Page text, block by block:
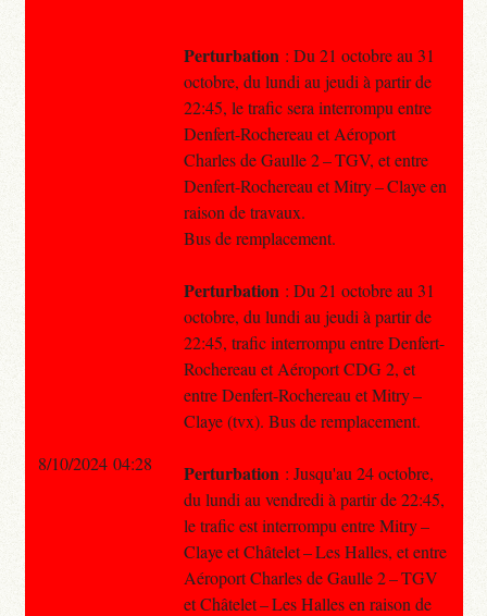
Perturbation : Du 21 octobre au 31
octobre, du lundi au jeudi à partir de
22:45, le trafic sera interrompu entre
Denfert-Rochereau et Aéroport
Charles de Gaulle 2 – TGV, et entre
Denfert-Rochereau et Mitry – Claye en
raison de travaux.
Bus de remplacement.
Perturbation : Du 21 octobre au 31
octobre, du lundi au jeudi à partir de
22:45, trafic interrompu entre Denfert-
Rochereau et Aéroport CDG 2, et
entre Denfert-Rochereau et Mitry –
Claye (tvx). Bus de remplacement.
Perturbation : Jusqu'au 24 octobre,
du lundi au vendredi à partir de 22:45,
le trafic est interrompu entre Mitry –
Claye et Châtelet – Les Halles, et entre
Aéroport Charles de Gaulle 2 – TGV
et Châtelet – Les Halles en raison de
8/10/2024 04:28